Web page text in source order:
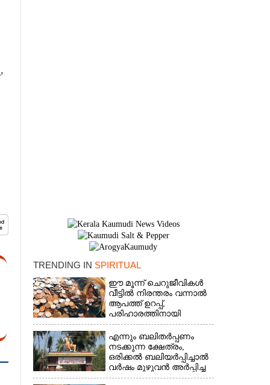
TRENDING IN SPIRITUAL
ഈ മൂന്ന് ചെറുജീവികൾ
വീട്ടിൽ നിരന്തരം വന്നാൽ
ആപത്ത് ഉറപ്പ്,​
പരിഹാരത്തിനായി
ചെയ്യേണ്ടത്
എന്നും ബലിതർപ്പണം
നടക്കുന്ന ക്ഷേത്രം,​
ഒരിക്കൽ ബലിയർപ്പിച്ചാൽ
വർഷം മുഴുവൻ അർപ്പിച്ച
പുണ്യം
×